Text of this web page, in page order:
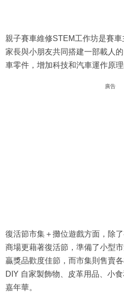
親子賽車維修STEM工作坊是賽
家長與小朋友共同搭建一部載人
車零件，增加科技和汽車運作原理
廣告
復活節市集＋攤位遊戲方面，除
商場更藉著復活節，準備了小型
贏獎品歡度佳節，而市集則售賣
DIY 自家製飾物、皮革用品、小
嘉年華。